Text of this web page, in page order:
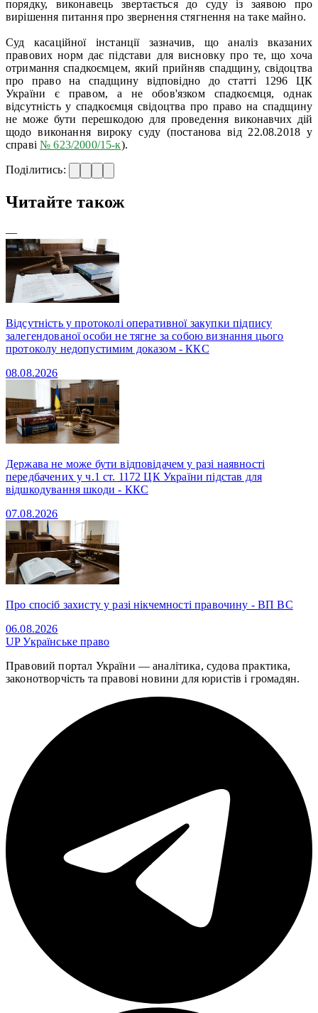
порядку, виконавець звертається до суду із заявою про
вирішення питання про звернення стягнення на таке майно.
Суд касаційної інстанції зазначив, що аналіз вказаних
правових норм дає підстави для висновку про те, що хоча
отримання спадкоємцем, який прийняв спадщину, свідоцтва
про право на спадщину відповідно до статті 1296 ЦК
України є правом, а не обов'язком спадкоємця, однак
відсутність у спадкоємця свідоцтва про право на спадщину
не може бути перешкодою для проведення виконавчих дій
щодо виконання вироку суду (постанова від 22.08.2018 у
справі№ 623/2000/15-к).
Поділитись:
Читайте також
—
Відсутність у протоколі оперативної закупки підпису
залегендованої особи не тягне за собою визнання цього
протоколу недопустимим доказом - ККС
08.08.2026
Держава не може бути відповідачем у разі наявності
передбачених у ч.1 ст. 1172 ЦК України підстав для
відшкодування шкоди - ККС
07.08.2026
Про спосіб захисту у разі нікчемності правочину - ВП ВС
06.08.2026
UPУкраїнське право
Правовий портал України — аналітика, судова практика,
законотворчість та правові новини для юристів і громадян.